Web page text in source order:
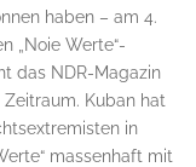
haben – am 4.
„Noie Werte“-
das NDR-Magazin
Kuban hat
in
massenhaft mit